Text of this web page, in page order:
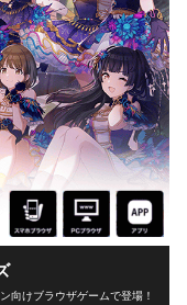
向けブラウザゲームで登場！